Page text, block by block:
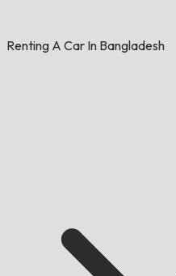
Renting A Car In Bangladesh